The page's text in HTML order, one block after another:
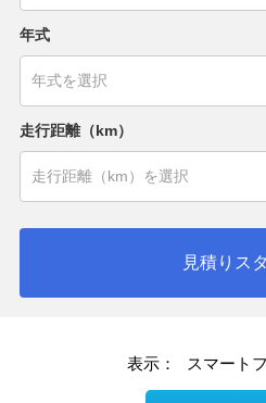
年式
走行距離（km）
見積りス
表示： スマート